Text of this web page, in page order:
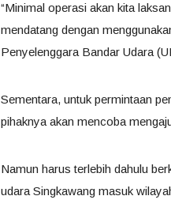
“Minimal operasi akan kita
mendatang dengan
Penyelenggara Bandar Udara
Sementara, untuk permintaan
pihaknya akan mencoba
Namun harus terlebih dahulu
udara Singkawang masuk